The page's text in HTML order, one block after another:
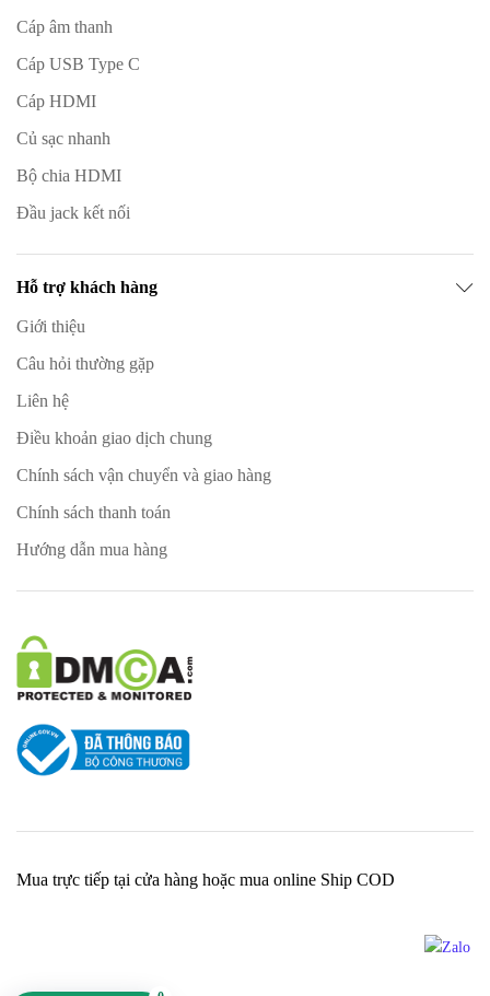
Cáp âm thanh
Cáp USB Type C
Cáp HDMI
Củ sạc nhanh
Bộ chia HDMI
Đầu jack kết nối
Hỗ trợ khách hàng
Giới thiệu
Câu hỏi thường gặp
Liên hệ
Điều khoản giao dịch chung
Chính sách vận chuyển và giao hàng
Chính sách thanh toán
Hướng dẫn mua hàng
Mua trực tiếp tại cửa hàng hoặc mua online Ship COD